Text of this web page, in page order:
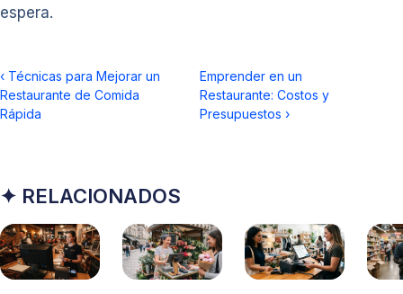
espera.
‹ Técnicas para Mejorar un
Restaurante de Comida
Rápida
Emprender en un
Restaurante: Costos y
Presupuestos ›
✦ RELACIONADOS